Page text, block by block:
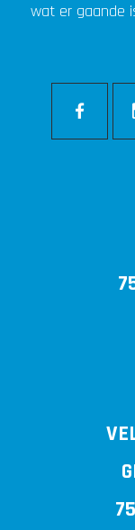
wat er gaande